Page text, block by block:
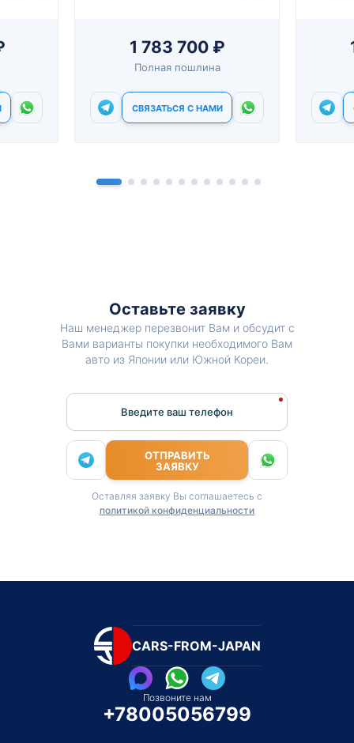
1 783 700 ₽
Полная пошлина
СВЯЗАТЬСЯ С НАМИ
Оставьте заявку
Наш менеджер перезвонит Вам и обсудит с
Вами варианты покупки необходимого Вам
авто из Японии или Южной Кореи.
Введите ваш телефон
ОТПРАВИТЬ
ЗАЯВКУ
Оставляя заявку Вы соглашаетесь с
политикой конфиденциальности
CARS-FROM-JAPAN
Позвоните нам
+78005056799